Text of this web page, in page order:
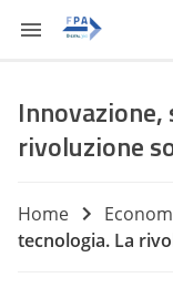
rivoluzione
Home
tecnologia. La